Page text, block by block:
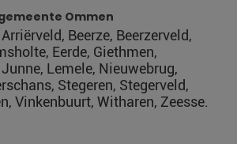
Ommen
Beerze, Beerzerveld,
Eerde, Giethmen,
Lemele, Nieuwebrug,
Stegeren, Stegerveld,
Vinkenbuurt, Witharen, Zeesse.